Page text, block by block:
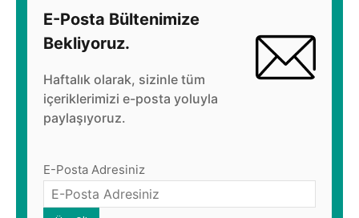
E-Posta Bültenimize
Bekliyoruz.
Haftalık olarak, sizinle tüm
içeriklerimizi e-posta yoluyla
paylaşıyoruz.
E-Posta Adresiniz